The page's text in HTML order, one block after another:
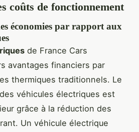
coûts de fonctionnement
économies par rapport aux
de France Cars
avantages financiers par
thermiques traditionnels. Le
véhicules électriques est
grâce à la réduction des
Un véhicule électrique